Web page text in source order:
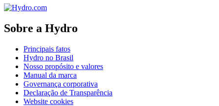
Sobre a Hydro
Principais fatos
Hydro no Brasil
Nosso propósito e valores
Manual da marca
Governança corporativa
Declaração de Transparência
Website cookies